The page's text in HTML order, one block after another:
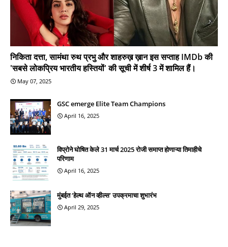
निकिता दत्ता, सामंथा रुथ प्रभु और शाहरुख़ ख़ान इस सप्ताह IMDb की
'सबसे लोकप्रिय भारतीय हस्तियों' की सूची में शीर्ष 3 में शामिल हैं।
May 07, 2025
GSC emerge Elite Team Champions
April 16, 2025
विप्रोने घोषित केले 31 मार्च 2025 रोजी समाप्त होणाऱ्या तिमाहीचे
परिणाम
April 16, 2025
मुंबईत ‘हेल्थ ऑन व्हील्स’ उपक्रमाचा शुभारंभ
April 29, 2025